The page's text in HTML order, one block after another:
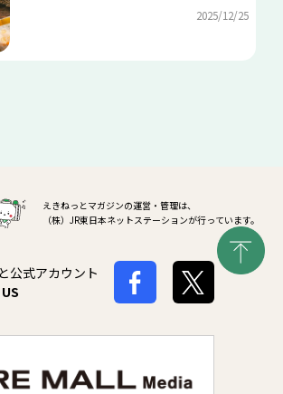
2025/12/25
えきねっとマガジンの運営・管理は、
（株）JR東日本ネットステーションが行っています。
公式アカウント